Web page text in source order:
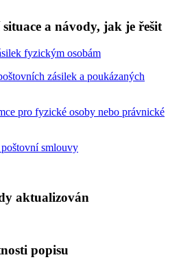
a návody, jak je řešit
fyzickým osobám
zásilek a poukázaných
pro fyzické osoby nebo právnické
smlouvy
aktualizován
popisu